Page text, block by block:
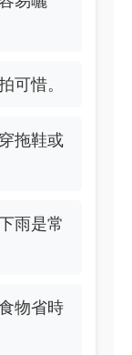
可惜。
拖鞋或
雨是常
物省時